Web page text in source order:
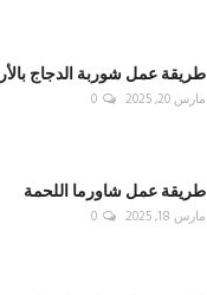
طريقة عمل شوربة الدجاج
مارس 20, 2025 0
طريقة عمل شاورما اللحمة
مارس 18, 2025 0